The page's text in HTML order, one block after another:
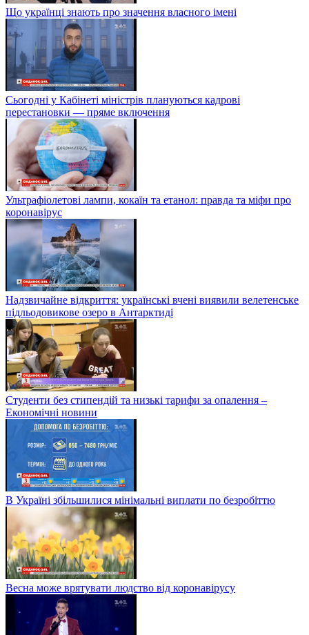
Що українці знають про значення власного імені
Сьогодні у Кабінеті міністрів плануються кадрові
перестановки — пряме включення
Ультрафіолетові лампи, кокаїн та етанол: правда та міфи про
коронавірус
Надзвичайне відкриття: українські вчені виявили велетенське
підльодовикове озеро в Антарктиді
Студенти без стипендій та низькі тарифи за опалення –
Економічні новини
В Україні збільшилися мінімальні виплати по безробіттю
Весна може врятувати людство від коронавірусу